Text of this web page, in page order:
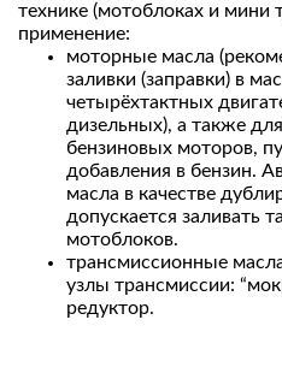
технике (мотоблоках и мини
применение:
моторные масла
заливки (заправки) в
четырёхтактных
дизельных), а также
бензиновых моторов,
добавления в бензин.
масла в качестве
допускается заливать
мотоблоков.
трансмиссионные
узлы трансмиссии:
редуктор.